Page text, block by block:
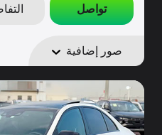
تواصل
صور إضافية